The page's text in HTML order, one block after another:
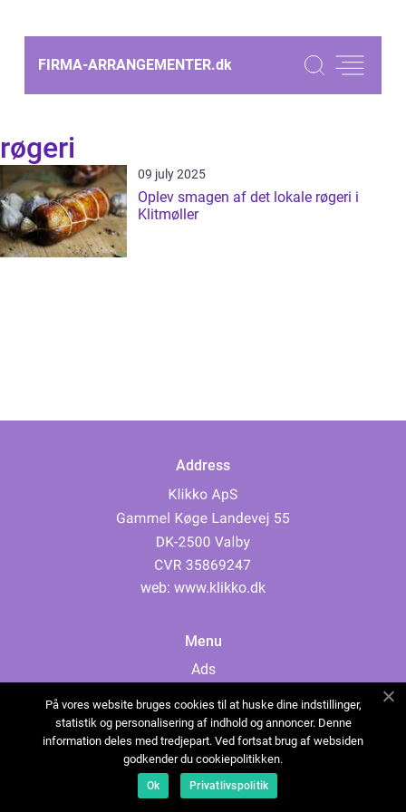
FIRMA-ARRANGEMENTER.dk
røgeri
09 july 2025
Oplev smagen af det lokale røgeri i
Klitmøller
Address
web: www.klikko.dk
Menu
Ads
Cookies
Contact
Sitemap
På vores website bruges cookies til at huske dine indstillinger,
statistik og personalisering af indhold og annoncer. Denne
information deles med tredjepart. Ved fortsat brug af websiden
godkender du cookiepolitikken.
Ok Privatlivspolitik